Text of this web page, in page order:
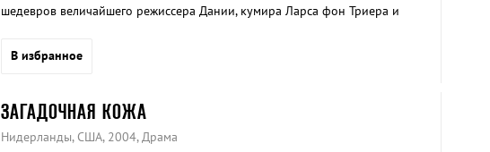
шедевров величайшего режиссера Дании, кумира Ларса фон Триера и
В избранное
ЗАГАДОЧНАЯ КОЖА
Нидерланды, США, 2004, Драма